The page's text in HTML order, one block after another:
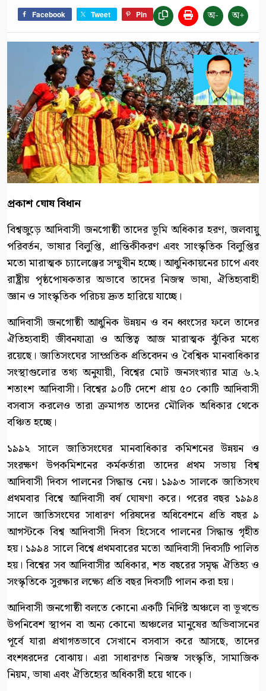
Facebook Tweet Pin অ- অ+
প্রকাশ ঘোষ বিধান
বিশ্বজুড়ে আদিবাসী জনগোষ্ঠী তাদের ভূমি অধিকার হরণ, জলবায়ু
পরিবর্তন, ভাষার বিলুপ্তি, প্রান্তিকীকরণ এবং সাংস্কৃতিক বিলুপ্তির
মতো মারাত্মক চ্যালেঞ্জের সম্মুখীন হচ্ছে। আধুনিকায়নের চাপে এবং
রাষ্ট্রীয় পৃষ্ঠপোষকতার অভাবে তাদের নিজস্ব ভাষা, ঐতিহ্যবাহী
জ্ঞান ও সাংস্কৃতিক পরিচয় দ্রুত হারিয়ে যাচ্ছে।
আদিবাসী জনগোষ্ঠী আধুনিক উন্নয়ন ও বন ধ্বংসের ফলে তাদের
ঐতিহ্যবাহী জীবনযাত্রা ও অস্তিত্ব আজ মারাত্মক ঝুঁকির মধ্যে
রয়েছে। জাতিসংঘের সাম্প্রতিক প্রতিবেদন ও বৈশ্বিক মানবাধিকার
সংস্থাগুলোর তথ্য অনুযায়ী, বিশ্বের মোট জনসংখ্যার মাত্র ৬.২
শতাংশ আদিবাসী। বিশ্বের ৯০টি দেশে প্রায় ৫০ কোটি আদিবাসী
বসবাস করলেও তারা ক্রমাগত তাদের মৌলিক অধিকার থেকে
বঞ্চিত হচ্ছে।
১৯৯২ সালে জাতিসংঘের মানবাধিকার কমিশনের উন্নয়ন ও
সংরক্ষণ উপকমিশনের কর্মকর্তারা তাদের প্রথম সভায় বিশ্ব
আদিবাসী দিবস পালনের সিদ্ধান্ত নেয়। ১৯৯৩ সালকে জাতিসংঘ
প্রথমবার বিশ্বে আদিবাসী বর্ষ ঘোষণা করে। পরের বছর ১৯৯৪
সালে জাতিসংঘের সাধারণ পরিষদের অধিবেশনে প্রতি বছর ৯
আগস্টকে বিশ্ব আদিবাসী দিবস হিসেবে পালনের সিদ্ধান্ত গৃহীত
হয়। ১৯৯৪ সালে বিশ্বে প্রথমবারের মতো আদিবাসী দিবসটি পালিত
হয়। বিশ্বের সব আদিবাসীর অধিকার, শত বছরের সমৃদ্ধ ঐতিহ্য ও
সংস্কৃতিকে সুরক্ষার লক্ষ্যে প্রতি বছর দিবসটি পালন করা হয়।
আদিবাসী জনগোষ্ঠী বলতে কোনো একটি নির্দিষ্ট অঞ্চলে বা ভূখন্ডে
উপনিবেশ স্থাপন বা অন্য কোনো অঞ্চলের মানুষের অভিবাসনের
পূর্বে যারা প্রথাগতভাবে সেখানে বসবাস করে আসছে, তাদের
বংশধরদের বোঝায়। এরা সাধারণত নিজস্ব সংস্কৃতি, সামাজিক
নিয়ম, ভাষা এবং ঐতিহ্যের অধিকারী হয়ে থাকে।